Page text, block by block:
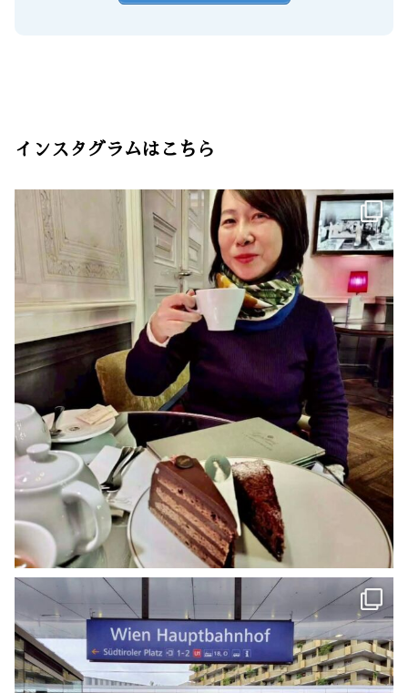
インスタグラムはこちら